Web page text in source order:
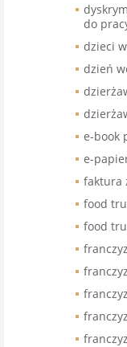
do
dzieci
dzień
e-book
e-
faktura
food
food